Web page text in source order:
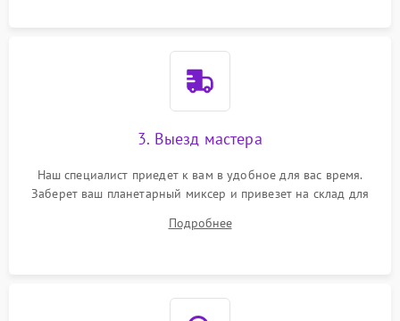
3. Выезд мастера
Наш специалист приедет к вам в удобное для вас время.
Заберет ваш планетарный миксер и привезет на склад для
Подробнее